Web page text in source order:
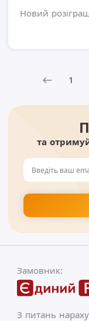
Новий
1
та
Замовник:
З питань